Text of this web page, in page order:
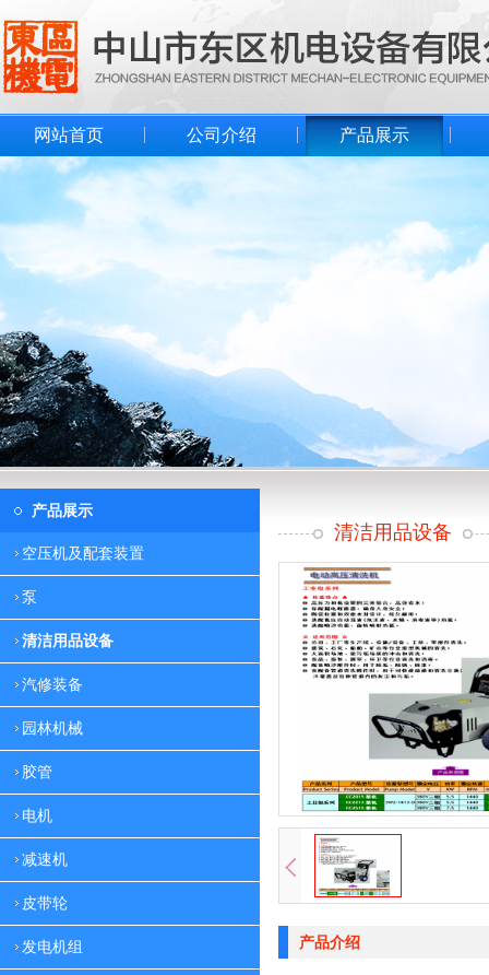
网站首页 公司介绍 产品展示
产品展示
空压机及配套装置
泵
清洁用品设备
汽修装备
园林机械
胶管
电机
减速机
皮带轮
发电机组
清洁用品设备
产品介绍